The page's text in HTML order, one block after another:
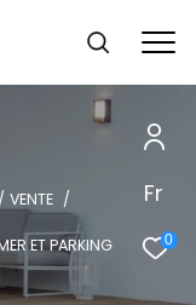
Fr
0
VENTE
ET PARKING